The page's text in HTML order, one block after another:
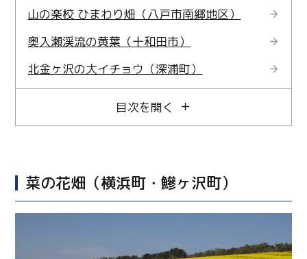
山の楽校 ひまわり畑（八戸市南郷地区）
奥入瀬渓流の黄葉（十和田市）
北金ヶ沢の大イチョウ（深浦町）
目次を開く
菜の花畑（横浜町・鰺ヶ沢町）